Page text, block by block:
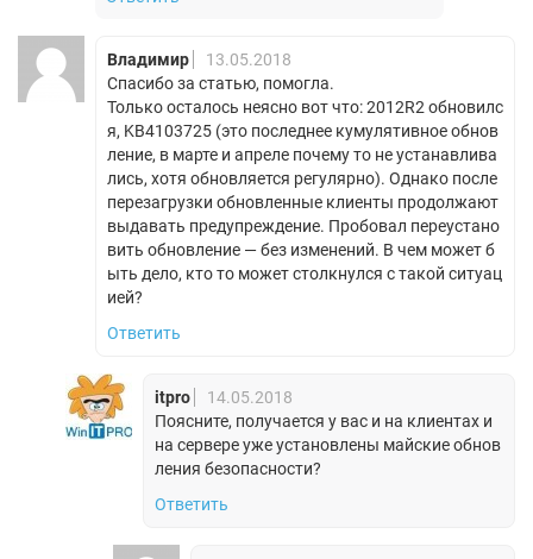
Владимир
13.05.2018
Спасибо за статью, помогла.
Только осталось неясно вот что: 2012R2 обновилс
я, KB4103725 (это последнее кумулятивное обнов
ление, в марте и апреле почему то не устанавлива
лись, хотя обновляется регулярно). Однако после
перезагрузки обновленные клиенты продолжают
выдавать предупреждение. Пробовал переустано
вить обновление — без изменений. В чем может б
ыть дело, кто то может столкнулся с такой ситуац
ией?
Ответить
itpro
14.05.2018
Поясните, получается у вас и на клиентах и
на сервере уже установлены майские обнов
ления безопасности?
Ответить